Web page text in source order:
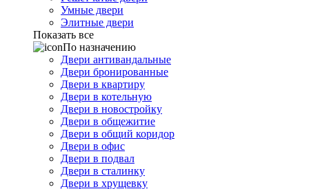
Умные двери
Элитные двери
Показать все
По назначению
Двери антивандальные
Двери бронированные
Двери в квартиру
Двери в котельную
Двери в новостройку
Двери в общежитие
Двери в общий коридор
Двери в офис
Двери в подвал
Двери в сталинку
Двери в хрущевку